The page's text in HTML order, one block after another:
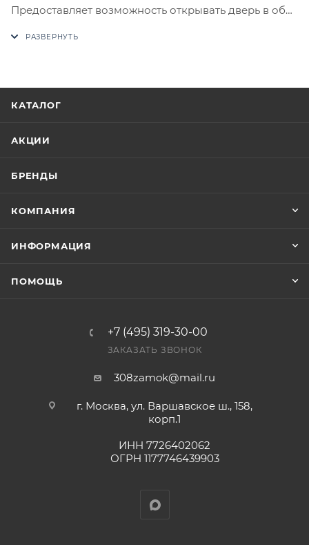
Предоставляет возможность открывать дверь в обе
Цены на сайте не являются оптовыми и
приходит письмо только для подтверждения, что
счете после проверки товара на наличие на складе.
оплата выставленного счета.
КАТАЛОГ
АКЦИИ
БРЕНДЫ
КОМПАНИЯ
ИНФОРМАЦИЯ
ПОМОЩЬ
+7 (495) 319-30-00
ЗАКАЗАТЬ ЗВОНОК
308zamok@mail.ru
г. Москва, ул. Варшавское ш., 158,
корп.1
ИНН 7726402062
ОГРН 1177746439903